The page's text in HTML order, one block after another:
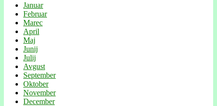
Januar
Februar
Marec
April
Maj
Junij
Julij
Avgust
September
Oktober
November
December